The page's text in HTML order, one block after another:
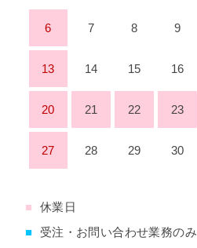
6 7 8 9
13 14 15 16
20 21 22 23
27 28 29 30
■
休業日
■
受注・お問い合わせ業務のみ